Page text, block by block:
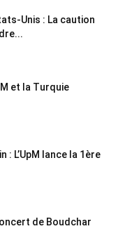
Unis : La caution
et la Turquie
: L’UpM lance la 1ère
de Boudchar